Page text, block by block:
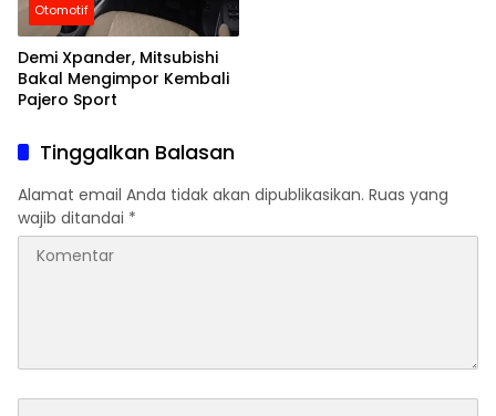
Otomotif
Demi Xpander, Mitsubishi
Bakal Mengimpor Kembali
Pajero Sport
Tinggalkan Balasan
Alamat email Anda tidak akan dipublikasikan. Ruas yang
wajib ditandai *